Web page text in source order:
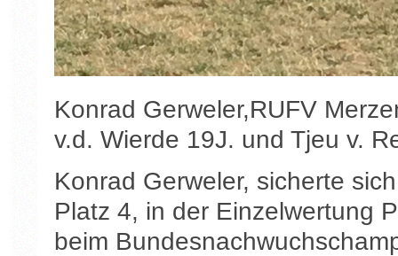
Konrad Gerweler,RUFV
v.d. Wierde 19J. und Tjeu v.
Konrad Gerweler, sicherte
Platz 4, in der Einzelwertung
beim